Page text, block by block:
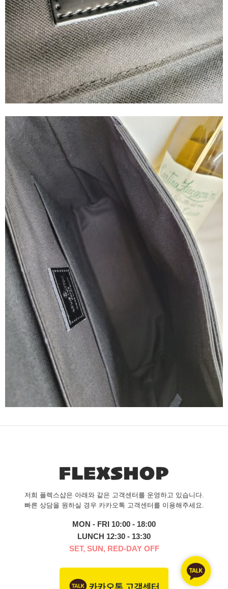
저희 플렉스샵은 아래와 같은 고객센터를 운영하고 있습니다.
빠른 상담을 원하실 경우 카카오톡 고객센터를 이용해주세요.
MON - FRI 10:00 - 18:00
LUNCH 12:30 - 13:30
SET, SUN, RED-DAY OFF